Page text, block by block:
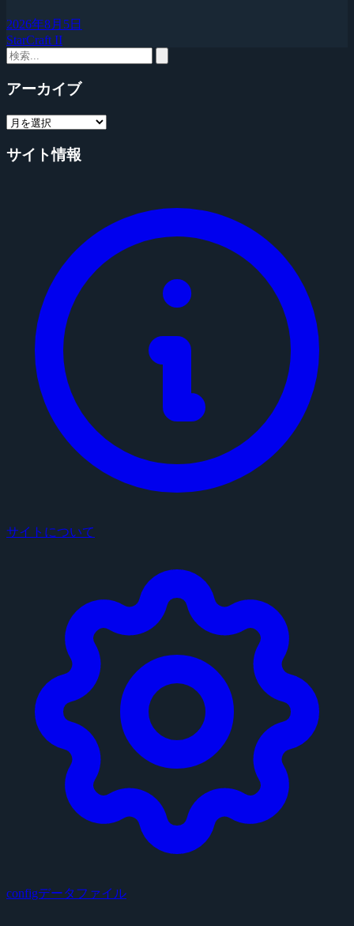
2026年8月5日
StarCraft II
アーカイブ
サイト情報
サイトについて
configデータファイル